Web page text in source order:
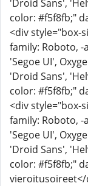
'Droid Sans',
color: #f5f8fb;"
<div style="box-
family: Roboto, -
'Segoe UI',
'Droid Sans',
color: #f5f8fb;"
<div style="box-
family: Roboto, -
'Segoe UI',
'Droid Sans',
color: #f5f8fb;"
vieroitusoireet</